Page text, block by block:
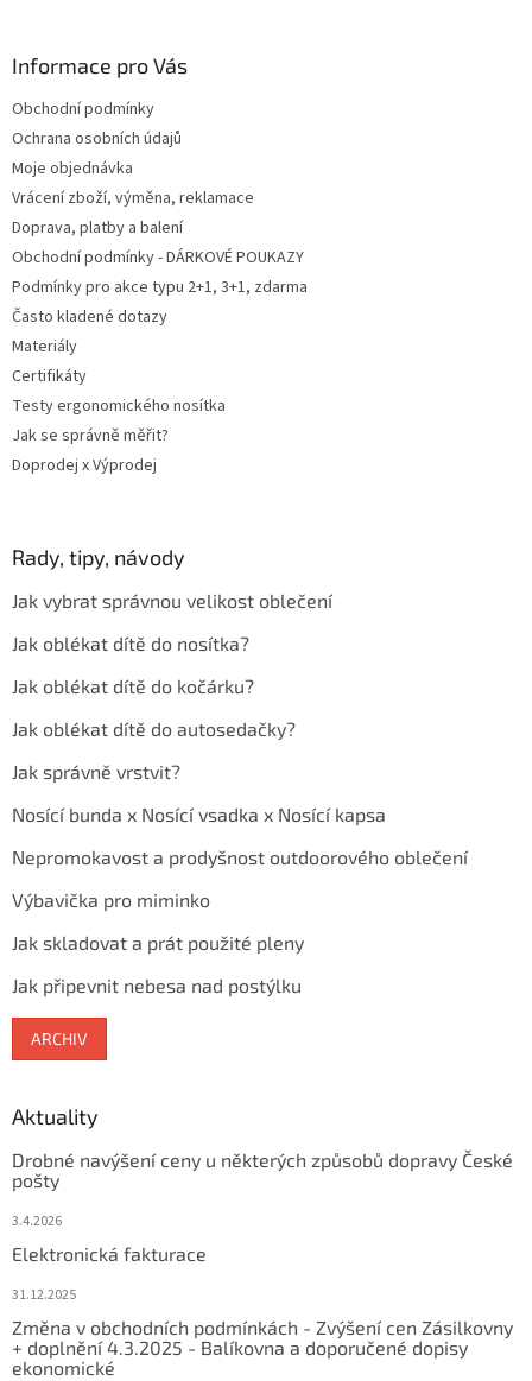
Informace pro Vás
Obchodní podmínky
Ochrana osobních údajů
Moje objednávka
Vrácení zboží, výměna, reklamace
Doprava, platby a balení
Obchodní podmínky - DÁRKOVÉ POUKAZY
Podmínky pro akce typu 2+1, 3+1, zdarma
Často kladené dotazy
Materiály
Certifikáty
Testy ergonomického nosítka
Jak se správně měřit?
Doprodej x Výprodej
Rady, tipy, návody
Jak vybrat správnou velikost oblečení
Jak oblékat dítě do nosítka?
Jak oblékat dítě do kočárku?
Jak oblékat dítě do autosedačky?
Jak správně vrstvit?
Nosící bunda x Nosící vsadka x Nosící kapsa
Nepromokavost a prodyšnost outdoorového oblečení
Výbavička pro miminko
Jak skladovat a prát použité pleny
Jak připevnit nebesa nad postýlku
ARCHIV
Aktuality
Drobné navýšení ceny u některých způsobů dopravy České
pošty
3.4.2026
Elektronická fakturace
31.12.2025
Změna v obchodních podmínkách - Zvýšení cen Zásilkovny
+ doplnění 4.3.2025 - Balíkovna a doporučené dopisy
ekonomické